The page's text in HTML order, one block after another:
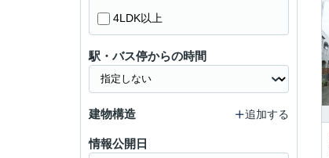
4LDK以上
駅・バス停からの時間
建物構造 追加する
情報公開日